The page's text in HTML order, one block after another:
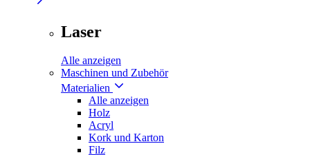
Laser
Alle anzeigen
Maschinen und Zubehör
Materialien
Alle anzeigen
Holz
Acryl
Kork und Karton
Filz